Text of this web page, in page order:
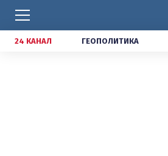
24 КАНАЛ ГЕОПОЛИТИКА